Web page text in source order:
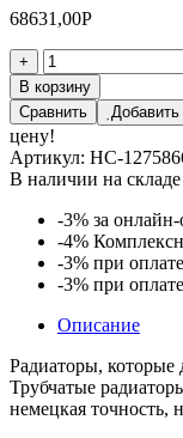
68631,00Р
+
Количество
товара
Радиатор
труб.
Zehnder
Charleston
2180,
сек.1/2
бок.подк.
0325
TL
(кроншт.в
компл)
В корзину
Сравнить
Добавить
цену!
Артикул: НС-
В наличии на
-3% за
-4%
-3% при
-3% при
Описание
Радиаторы, которые
Трубчатые
немецкая точность,